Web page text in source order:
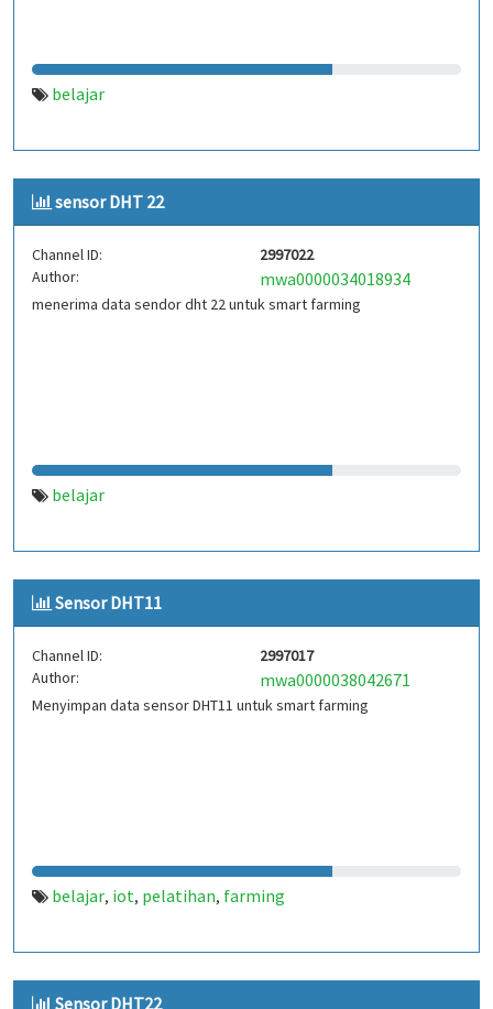
belajar
sensor DHT 22
Channel ID:
2997022
Author:
mwa0000034018934
menerima data sendor dht 22 untuk smart farming
belajar
Sensor DHT11
Channel ID:
2997017
Author:
mwa0000038042671
Menyimpan data sensor DHT11 untuk smart farming
belajar, iot, pelatihan, farming
Sensor DHT22